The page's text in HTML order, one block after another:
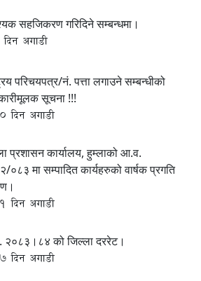
सहजिकरण गरिदिने सम्बन्धमा।
अगाडी
परिचयपत्र/नं. पत्ता लगाउने सम्बन्धीको
सूचना !!!
दिन अगाडी
प्रशासन कार्यालय, हुम्लाको आ.व.
०८३ मा सम्पादित कार्यहरुको वार्षक प्रगति
दिन अगाडी
को जिल्ला दररेट।
दिन अगाडी